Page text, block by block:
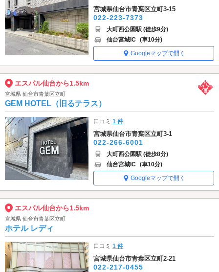
宮城県仙台市青葉区立町3-15
022-223-7373
大町西公園駅 (徒歩9分)
仙台宮城IC (車10分)
Googleマップで開く
エスパル仙台から1.5km
宮城県 仙台市青葉区立町
GEM HOTEL（旧るテラス）
口コミ1 件
宮城県仙台市青葉区立町3-1
022-266-6001
大町西公園駅 (徒歩8分)
仙台宮城IC (車10分)
Googleマップで開く
エスパル仙台から1.5km
宮城県 仙台市青葉区立町
ホテル レディ
口コミ1 件
宮城県仙台市青葉区立町2-21
022-217-0455